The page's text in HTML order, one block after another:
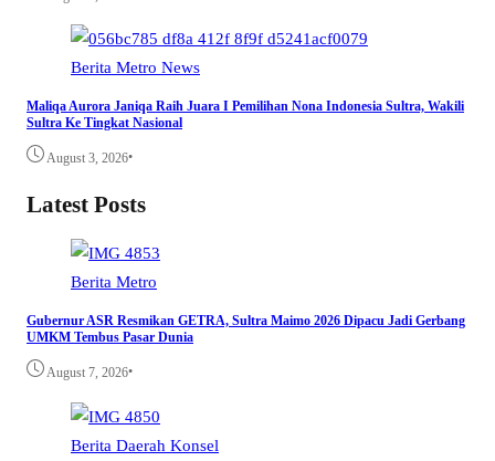
Berita Metro News
Maliqa Aurora Janiqa Raih Juara I Pemilihan Nona Indonesia Sultra, Wakili
Sultra Ke Tingkat Nasional
August 3, 2026•
Latest Posts
Berita Metro
Gubernur ASR Resmikan GETRA, Sultra Maimo 2026 Dipacu Jadi Gerbang
UMKM Tembus Pasar Dunia
August 7, 2026•
Berita Daerah Konsel